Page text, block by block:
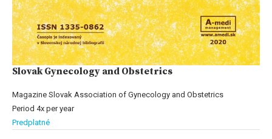
Slovak Gynecology and Obstetrics
Magazine Slovak Association of Gynecology and Obstetrics
Period 4x per year
Predplatné